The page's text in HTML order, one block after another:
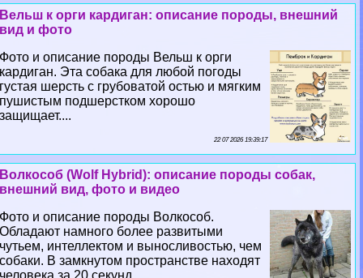
Вельш к opги кардиган: описание породы, внешний
вид и фото
Фото и описание породы Вельш к opги
кардиган. Эта собака для любой погоды
густая шерсть с грубоватой остью и мягким
пушистым подшерстком хорошо
защищает....
22 07 2026 19:39:17
Волкособ (Wolf Hybrid): описание породы собак,
внешний вид, фото и видео
Фото и описание породы Волкособ.
Обладают намного более развитыми
чутьем, интеллектом и выносливостью, чем
собаки. В замкнутом прострaнcтве находят